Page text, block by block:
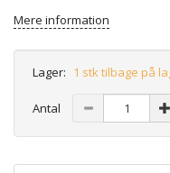
Mere information
Lager: 1 stk tilbage på
Antal